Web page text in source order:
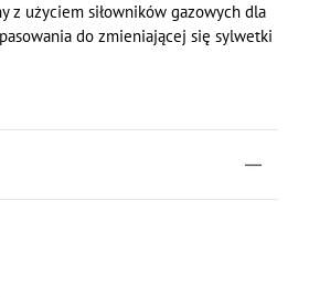
z użyciem siłowników gazowych dla
do zmieniającej się sylwetki